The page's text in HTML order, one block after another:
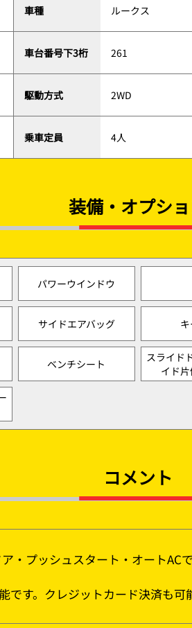
車種 ルークス
車台番号下3桁 261
駆動方式 2WD
乗車定員 4人
装備・オプシ
パワーウインドウ
サイドエアバッグ
ベンチシート
スライド
イド
コメント
・プッシュスタート・オートACで
です。クレジットカード決済も可